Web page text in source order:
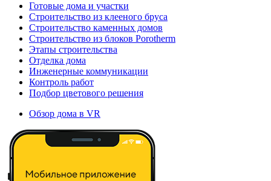
Готовые дома и участки
Строительство из клееного бруса
Строительство каменных домов
Строительство из блоков Porotherm
Этапы строительства
Отделка дома
Инженерные коммуникации
Контроль работ
Подбор цветового решения
Обзор дома в VR